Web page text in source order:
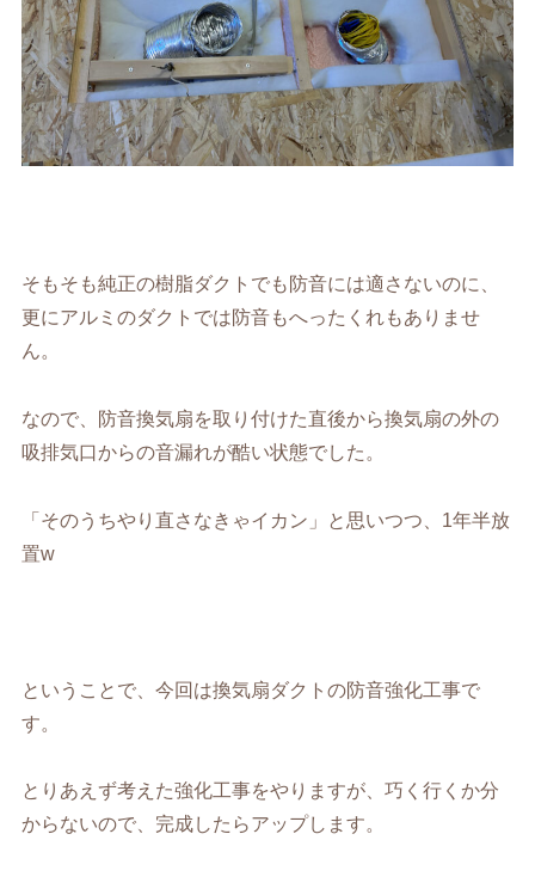
そもそも純正の樹脂ダクトでも防音には適さないのに、
更にアルミのダクトでは防音もへったくれもありませ
ん。
なので、防音換気扇を取り付けた直後から換気扇の外の
吸排気口からの音漏れが酷い状態でした。
「そのうちやり直さなきゃイカン」と思いつつ、1年半放
置w
ということで、今回は換気扇ダクトの防音強化工事で
す。
とりあえず考えた強化工事をやりますが、巧く行くか分
からないので、完成したらアップします。